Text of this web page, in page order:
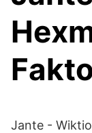
Jante -